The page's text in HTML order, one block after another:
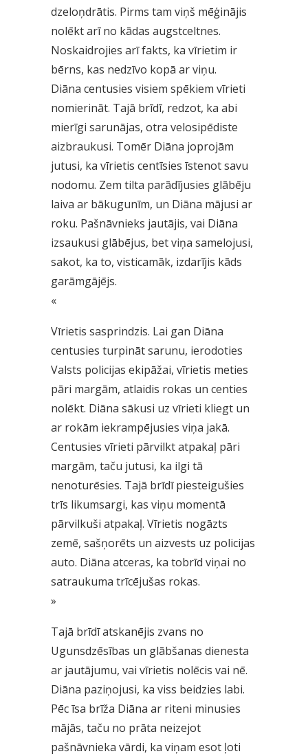
dzeloņdrātis. Pirms tam viņš mēģinājis
nolēkt arī no kādas augstceltnes.
Noskaidrojies arī fakts, ka vīrietim ir
bērns, kas nedzīvo kopā ar viņu.
Diāna centusies visiem spēkiem vīrieti
nomierināt. Tajā brīdī, redzot, ka abi
mierīgi sarunājas, otra velosipēdiste
aizbraukusi. Tomēr Diāna joprojām
jutusi, ka vīrietis centīsies īstenot savu
nodomu. Zem tilta parādījusies glābēju
laiva ar bākugunīm, un Diāna mājusi ar
roku. Pašnāvnieks jautājis, vai Diāna
izsaukusi glābējus, bet viņa samelojusi,
sakot, ka to, visticamāk, izdarījis kāds
garāmgājējs.
«
Vīrietis sasprindzis. Lai gan Diāna
centusies turpināt sarunu, ierodoties
Valsts policijas ekipāžai, vīrietis meties
pāri margām, atlaidis rokas un centies
nolēkt. Diāna sākusi uz vīrieti kliegt un
ar rokām iekrampējusies viņa jakā.
Centusies vīrieti pārvilkt atpakaļ pāri
margām, taču jutusi, ka ilgi tā
nenoturēsies. Tajā brīdī piesteigušies
trīs likumsargi, kas viņu momentā
pārvilkuši atpakaļ. Vīrietis nogāzts
zemē, sašņorēts un aizvests uz policijas
auto. Diāna atceras, ka tobrīd viņai no
satraukuma trīcējušas rokas.
»
Tajā brīdī atskanējis zvans no
Ugunsdzēsības un glābšanas dienesta
ar jautājumu, vai vīrietis nolēcis vai nē.
Diāna paziņojusi, ka viss beidzies labi.
Pēc īsa brīža Diāna ar riteni minusies
mājās, taču no prāta neizejot
pašnāvnieka vārdi, ka viņam esot ļoti